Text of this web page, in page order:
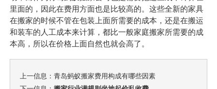
里面的，因此在费用方面也是比较高的。 这些全新的家具
在搬家的时候不管在包装上面所需要的成本，还是在搬运
和装车的人工成本来计算，都比一般家庭搬家所需要的成
本高，所以在价格上面自然也就会高了。
上一信息： 青岛蚂蚁搬家费用构成有哪些因素